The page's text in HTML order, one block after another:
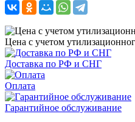
Цена с учетом
Доставка по РФ и СНГ
Оплата
Гарантийное обслуживание